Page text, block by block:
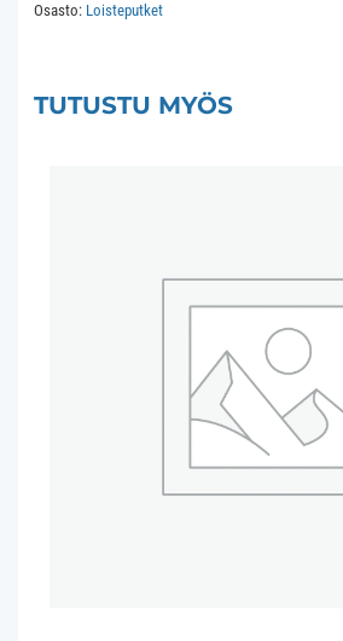
26x604
24Khrs
Osasto: Loisteputket
TUTUSTU MYÖS